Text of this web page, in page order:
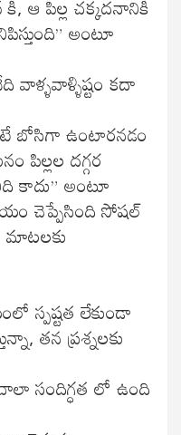
అంటూ
వాళ్ళవాళ్ళిష్టం కదా
బోసిగా ఉంటారనడం
పిల్లల దగ్గర
కాదు” అంటూ
చెప్పేసింది సోషల్
మాటలకు
స్పష్టత లేకుండా
తన ప్రశ్నలకు
సందిగ్ధత లో ఉంది